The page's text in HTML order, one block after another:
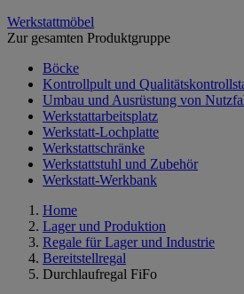
Werkstattmöbel
Zur gesamten Produktgruppe
Böcke
Kontrollpult und
Umbau und Ausrüstung von
Werkstattarbeitsplatz
Werkstatt-Lochplatte
Werkstattschränke
Werkstattstuhl und Zubehör
Werkstatt-Werkbank
Home
Lager und Produktion
Regale für Lager und Industrie
Bereitstellregal
Durchlaufregal FiFo